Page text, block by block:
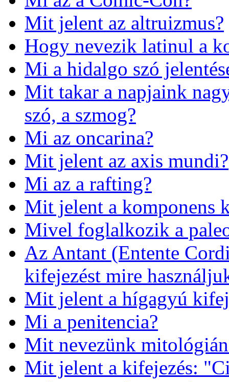
Mit jelent az altruizmus?
Hogy nevezik latinul a
Mi a hidalgo szó
Mit takar a napjaink
szó, a szmog?
Mi az oncarina?
Mit jelent az axis mundi?
Mi az a rafting?
Mit jelent a komponens
Mivel foglalkozik a
Az Antant (Entente
kifejezést mire
Mit jelent a hígagyú
Mi a penitencia?
Mit nevezünk
Mit jelent a kifejezés: